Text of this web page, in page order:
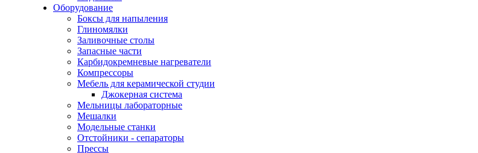
Оборудование
Боксы для напыления
Глиномялки
Заливочные столы
Запасные части
Карбидокремневые нагреватели
Компрессоры
Мебель для керамической студии
Джокерная система
Мельницы лабораторные
Мешалки
Модельные станки
Отстойники - сепараторы
Прессы